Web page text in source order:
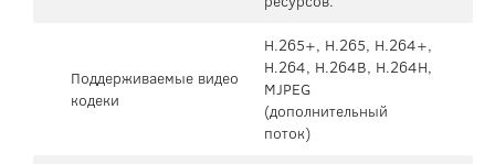
Поддерживаемые видео
кодеки
H.265+, H.265, H.264+,
H.264, H.264B, H.264H,
MJPEG
(дополнительный
поток)